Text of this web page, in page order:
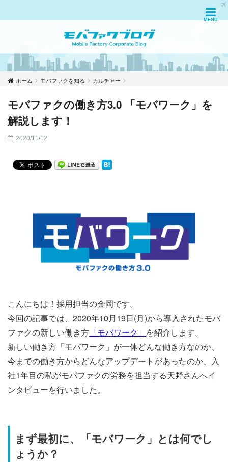
ホーム モバファクを知る カルチャー
モバファクの働き方3.0 「モバワーク」を
解説します！
2020/11/12
こんにちは！採用担当の金岡です。
今回の記事では、2020年10月19日(月)から導入されたモバ
ファクの新しい働き方 「モバワーク」 を紹介します。
新しい働き方「モバワーク」が一体どんな働き方なのか、
今までの働き方からどんなアップデートがあったのか、入
社1年目の私がモバファクの労務を担当する天野さんへイ
ンタビューを行いました。
まず最初に、「モバワーク」とは何でし
ょうか？